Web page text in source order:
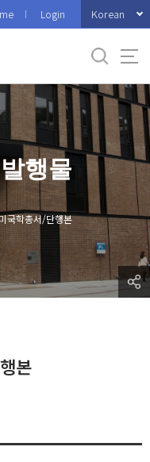
Login Korean
행물
국학총서/단행본
본